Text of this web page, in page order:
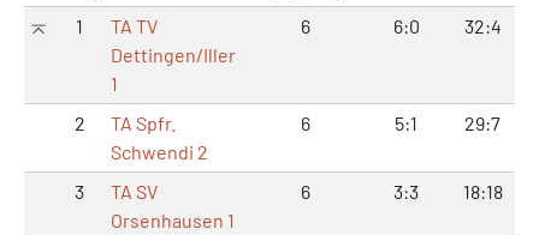
1
TA TV
Dettingen/Iller
1
6 6:0 32:4
2
TA Spfr.
Schwendi 2
6 5:1 29:7
3
TA SV
Orsenhausen 1
6 3:3 18:18